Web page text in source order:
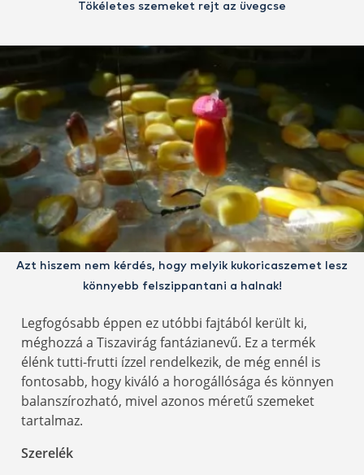
Tökéletes szemeket rejt az üvegcse
Azt hiszem nem kérdés, hogy melyik kukoricaszemet lesz
könnyebb felszippantani a halnak!
Legfogósabb éppen ez utóbbi fajtából került ki,
méghozzá a Tiszavirág fantázianevű. Ez a termék
élénk tutti-frutti ízzel rendelkezik, de még ennél is
fontosabb, hogy kiváló a horogállósága és könnyen
balanszírozható, mivel azonos méretű szemeket
tartalmaz.
Szerelék